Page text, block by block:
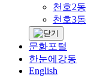
천호2동
천호3동
문화포털
한눈에강동
English